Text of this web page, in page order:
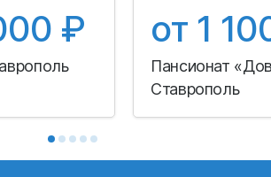
₽ от 1
Пансионат
Ставрополь